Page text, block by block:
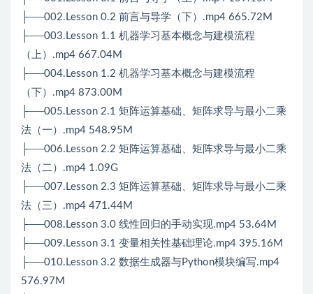
├──002.Lesson 0.2 前言与导学（下）.mp4 665.72M
├──003.Lesson 1.1 机器学习基本概念与建模流程
（上）.mp4 667.04M
├──004.Lesson 1.2 机器学习基本概念与建模流程
（下）.mp4 873.00M
├──005.Lesson 2.1 矩阵运算基础、矩阵求导与最小二乘
法（一）.mp4 548.95M
├──006.Lesson 2.2 矩阵运算基础、矩阵求导与最小二乘
法（二）.mp4 1.09G
├──007.Lesson 2.3 矩阵运算基础、矩阵求导与最小二乘
法（三）.mp4 471.44M
├──008.Lesson 3.0 线性回归的手动实现.mp4 53.64M
├──009.Lesson 3.1 变量相关性基础理论.mp4 395.16M
├──010.Lesson 3.2 数据生成器与Python模块编写.mp4
576.97M